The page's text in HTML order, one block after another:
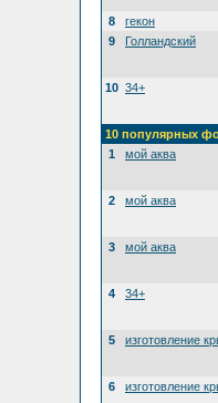
8
гекон
9
Голландский
10 34+
10 популярных
1
мой аква
2 мой аква
3 мой аква
4 34+
5 изготовление
6 изготовление